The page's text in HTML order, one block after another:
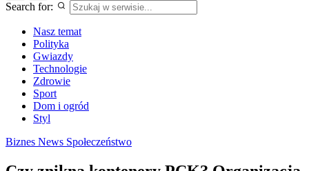
Search for:
Nasz temat
Polityka
Gwiazdy
Technologie
Zdrowie
Sport
Dom i ogród
Styl
Biznes News Społeczeństwo